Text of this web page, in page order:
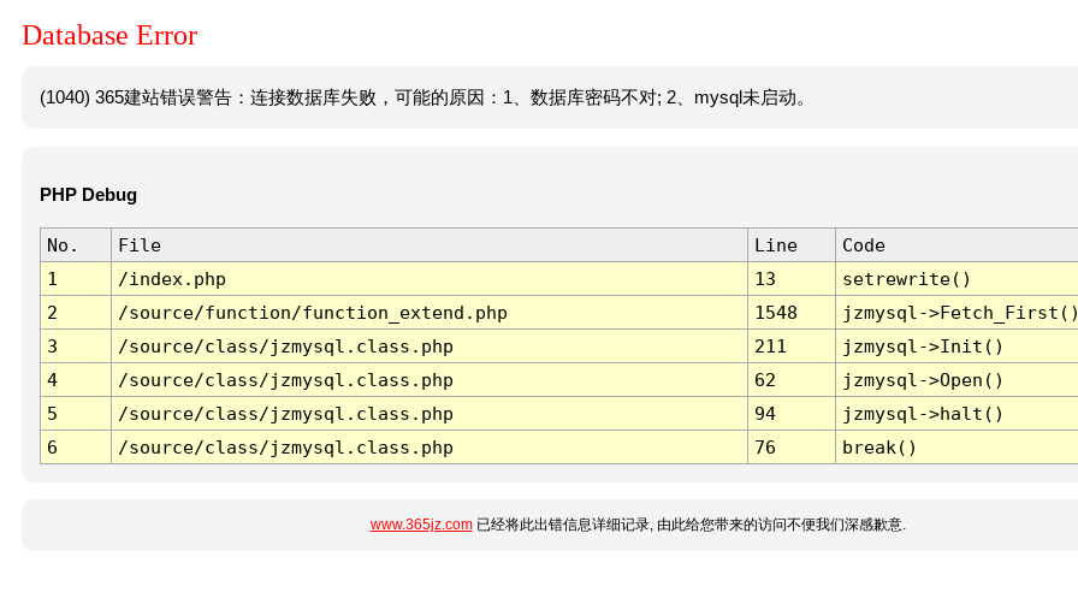
Database Error
(1040) 365建站错误警告：连接数据库失败，可能的原因：1、数据库密码不对; 2、mysql未启动。
PHP Debug
No. File Line
Code
1
/index.php 13
setrewrite()
2
/source/function/function_extend.php 1548
jzmysql-
3
/source/class/jzmysql.class.php 211
jzmysql->Init()
4
/source/class/jzmysql.class.php 62
jzmysql->Open()
5
/source/class/jzmysql.class.php 94
jzmysql->halt()
6
/source/class/jzmysql.class.php 76 break()
www.365jz.com已经将此出错信息详细记录, 由此给您带来的访问不便我们深感歉意.